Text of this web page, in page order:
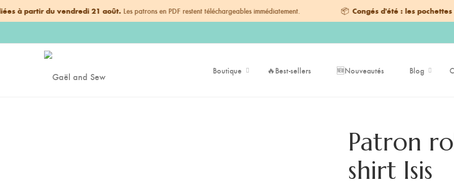
du vendredi 21 août. Les patrons en PDF restent téléchargeables immédiatement. Congés d'été : les pochettes
Boutique 🔥Best-sellers 🆕Nouveautés Blog
Patron
shirt Isis